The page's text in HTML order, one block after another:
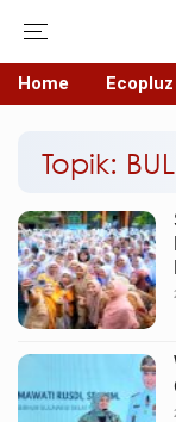
Home Ecopluz
Topik: